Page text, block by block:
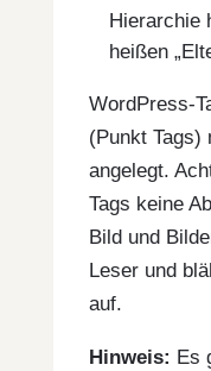
Hierarchie
heißen
WordPress-
(Punkt Tags)
angelegt.
Tags keine
Bild und
Leser und
auf.
Hinweis: Es